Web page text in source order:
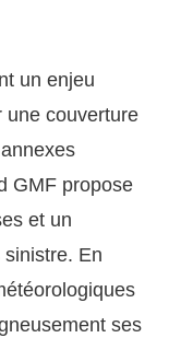
un enjeu
une couverture
GMF propose
et un
En
ses